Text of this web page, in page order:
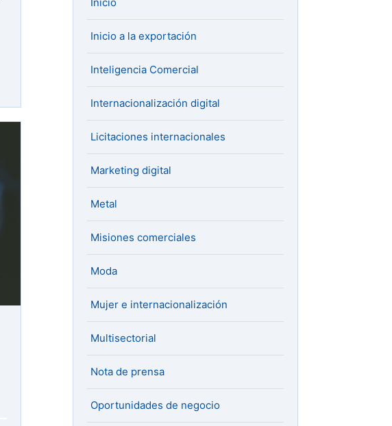
Inicio a la exportación
Inteligencia Comercial
Internacionalización digital
Licitaciones internacionales
Marketing digital
Metal
Misiones comerciales
Moda
Mujer e internacionalización
Multisectorial
Nota de prensa
Oportunidades de negocio